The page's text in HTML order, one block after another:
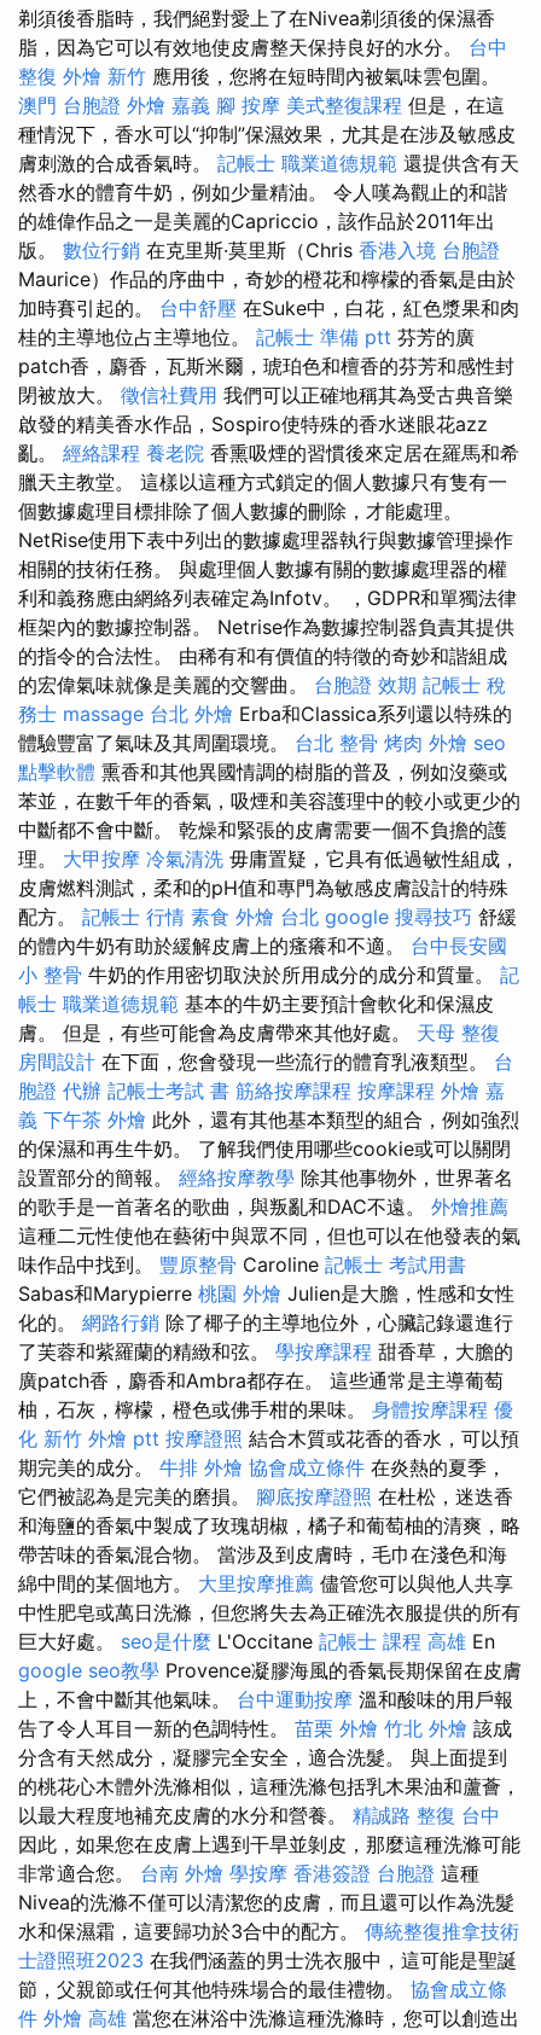
剃須後香脂時，我們絕對愛上了在Nivea剃須後的保濕香
脂，因為它可以有效地使皮膚整天保持良好的水分。 台中
整復 外燴 新竹 應用後，您將在短時間內被氣味雲包圍。
澳門 台胞證 外燴 嘉義 腳 按摩 美式整復課程 但是，在這
種情況下，香水可以“抑制”保濕效果，尤其是在涉及敏感皮
膚刺激的合成香氣時。 記帳士 職業道德規範 還提供含有天
然香水的體育牛奶，例如少量精油。 令人嘆為觀止的和諧
的雄偉作品之一是美麗的Capriccio，該作品於2011年出
版。 數位行銷 在克里斯·莫里斯（Chris 香港入境 台胞證
Maurice）作品的序曲中，奇妙的橙花和檸檬的香氣是由於
加時賽引起的。 台中舒壓 在Suke中，白花，紅色漿果和肉
桂的主導地位占主導地位。 記帳士 準備 ptt 芬芳的廣
patch香，麝香，瓦斯米爾，琥珀色和檀香的芬芳和感性封
閉被放大。 徵信社費用 我們可以正確地稱其為受古典音樂
啟發的精美香水作品，Sospiro使特殊的香水迷眼花azz
亂。 經絡課程 養老院 香熏吸煙的習慣後來定居在羅馬和希
臘天主教堂。 這樣以這種方式鎖定的個人數據只有隻有一
個數據處理目標排除了個人數據的刪除，才能處理。
NetRise使用下表中列出的數據處理器執行與數據管理操作
相關的技術任務。 與處理個人數據有關的數據處理器的權
利和義務應由網絡列表確定為Infotv。 ，GDPR和單獨法律
框架內的數據控制器。 Netrise作為數據控制器負責其提供
的指令的合法性。 由稀有和有價值的特徵的奇妙和諧組成
的宏偉氣味就像是美麗的交響曲。 台胞證 效期 記帳士 稅
務士 massage 台北 外燴 Erba和Classica系列還以特殊的
體驗豐富了氣味及其周圍環境。 台北 整骨 烤肉 外燴 seo
點擊軟體 熏香和其他異國情調的樹脂的普及，例如沒藥或
苯並，在數千年的香氣，吸煙和美容護理中的較小或更少的
中斷都不會中斷。 乾燥和緊張的皮膚需要一個不負擔的護
理。 大甲按摩 冷氣清洗 毋庸置疑，它具有低過敏性組成，
皮膚燃料測試，柔和的pH值和專門為敏感皮膚設計的特殊
配方。 記帳士 行情 素食 外燴 台北 google 搜尋技巧 舒緩
的體內牛奶有助於緩解皮膚上的瘙癢和不適。 台中長安國
小 整骨 牛奶的作用密切取決於所用成分的成分和質量。 記
帳士 職業道德規範 基本的牛奶主要預計會軟化和保濕皮
膚。 但是，有些可能會為皮膚帶來其他好處。 天母 整復
房間設計 在下面，您會發現一些流行的體育乳液類型。 台
胞證 代辦 記帳士考試 書 筋絡按摩課程 按摩課程 外燴 嘉
義 下午茶 外燴 此外，還有其他基本類型的組合，例如強烈
的保濕和再生牛奶。 了解我們使用哪些cookie或可以關閉
設置部分的簡報。 經絡按摩教學 除其他事物外，世界著名
的歌手是一首著名的歌曲，與叛亂和DAC不遠。 外燴推薦
這種二元性使他在藝術中與眾不同，但也可以在他發表的氣
味作品中找到。 豐原整骨 Caroline 記帳士 考試用書
Sabas和Marypierre 桃園 外燴 Julien是大膽，性感和女性
化的。 網路行銷 除了椰子的主導地位外，心臟記錄還進行
了芙蓉和紫羅蘭的精緻和弦。 學按摩課程 甜香草，大膽的
廣patch香，麝香和Ambra都存在。 這些通常是主導葡萄
柚，石灰，檸檬，橙色或佛手柑的果味。 身體按摩課程 優
化 新竹 外燴 ptt 按摩證照 結合木質或花香的香水，可以預
期完美的成分。 牛排 外燴 協會成立條件 在炎熱的夏季，
它們被認為是完美的磨損。 腳底按摩證照 在杜松，迷迭香
和海鹽的香氣中製成了玫瑰胡椒，橘子和葡萄柚的清爽，略
帶苦味的香氣混合物。 當涉及到皮膚時，毛巾在淺色和海
綿中間的某個地方。 大里按摩推薦 儘管您可以與他人共享
中性肥皂或萬日洗滌，但您將失去為正確洗衣服提供的所有
巨大好處。 seo是什麼 L'Occitane 記帳士 課程 高雄 En
google seo教學 Provence凝膠海風的香氣長期保留在皮膚
上，不會中斷其他氣味。 台中運動按摩 溫和酸味的用戶報
告了令人耳目一新的色調特性。 苗栗 外燴 竹北 外燴 該成
分含有天然成分，凝膠完全安全，適合洗髮。 與上面提到
的桃花心木體外洗滌相似，這種洗滌包括乳木果油和蘆薈，
以最大程度地補充皮膚的水分和營養。 精誠路 整復 台中
因此，如果您在皮膚上遇到干旱並剝皮，那麼這種洗滌可能
非常適合您。 台南 外燴 學按摩 香港簽證 台胞證 這種
Nivea的洗滌不僅可以清潔您的皮膚，而且還可以作為洗髮
水和保濕霜，這要歸功於3合中的配方。 傳統整復推拿技術
士證照班2023 在我們涵蓋的男士洗衣服中，這可能是聖誕
節，父親節或任何其他特殊場合的最佳禮物。 協會成立條
件 外燴 高雄 當您在淋浴中洗滌這種洗滌時，您可以創造出